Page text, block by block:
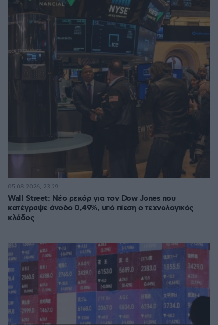
Wall Street: Νέο ρεκόρ για τον Dow Jones που
κατέγραψε άνοδο 0,49%, υπό πίεση ο τεχνολογικός
κλάδος
05.08.2026, 23:29